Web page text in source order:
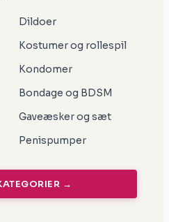
Dildoer
Kostumer og rollespil
Kondomer
Bondage og BDSM
Gaveæsker og sæt
Penispumper
→